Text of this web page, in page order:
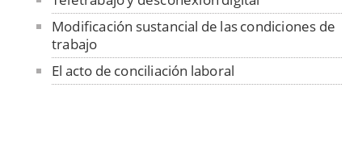
Modificación sustancial de las condiciones de
trabajo
El acto de conciliación laboral